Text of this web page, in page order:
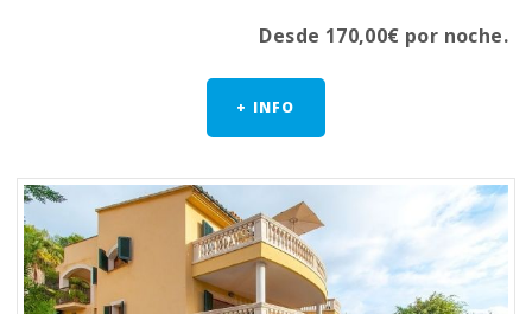
Desde 170,00€ por noche.
+ INFO